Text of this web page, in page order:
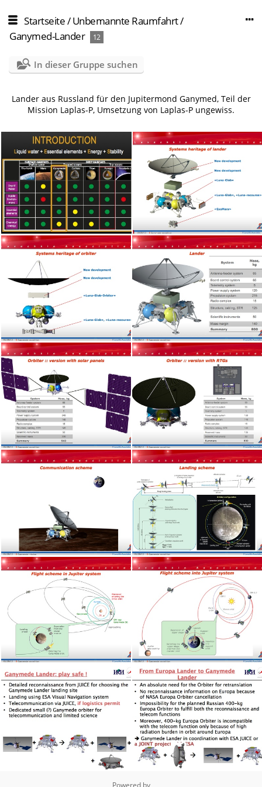
Startseite/Unbemannte Raumfahrt/
Ganymed-Lander
12
In dieser Gruppe suchen
Lander aus Russland für den Jupitermond Ganymed, Teil der
Mission Laplas-P, Umsetzung von Laplas-P ungewiss.
Powered by